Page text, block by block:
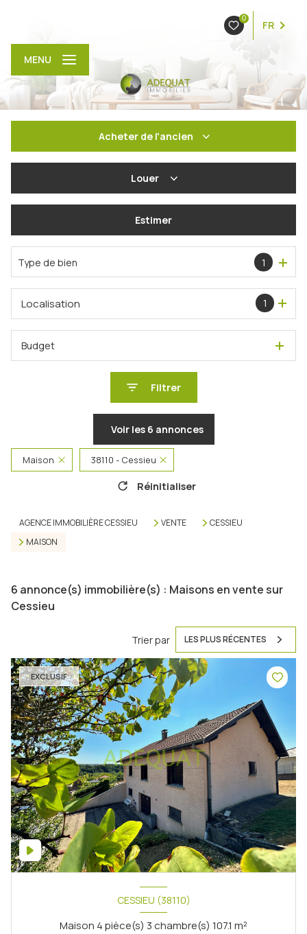
0
FR
MENU
Acheter de l'ancien
De l'immo pro
Louer
En saisonnier
Estimer
Type de bien 1
1
Localisation
Budget
Filtrer
Voir les 6 annonces
Maison 38110 - Cessieu
Réinitialiser
AGENCE IMMOBILIÈRE CESSIEU VENTE
CESSIEU
MAISON
6 annonce(s) immobilière(s) : Maisons en vente sur
Cessieu
Trier par LES PLUS RÉCENTES
EXCLUSIF
CESSIEU (38110)
Maison 4 pièce(s) 3 chambre(s) 107.1 m²